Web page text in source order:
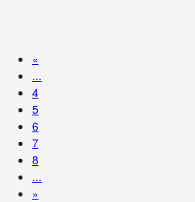
«
...
4
5
6
7
8
...
»